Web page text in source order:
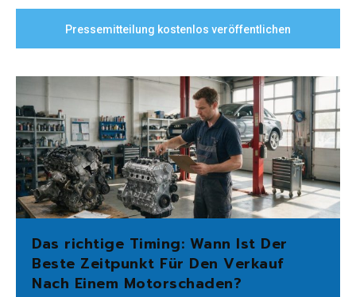
Pressemitteilung kostenlos veröffentlichen
Das richtige Timing: Wann Ist Der
Beste Zeitpunkt Für Den Verkauf
Nach Einem Motorschaden?